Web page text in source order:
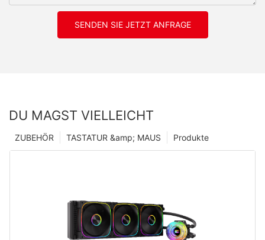
SENDEN SIE JETZT ANFRAGE
DU MAGST VIELLEICHT
Produkte
TASTATUR &amp; MAUS
ZUBEHÖR